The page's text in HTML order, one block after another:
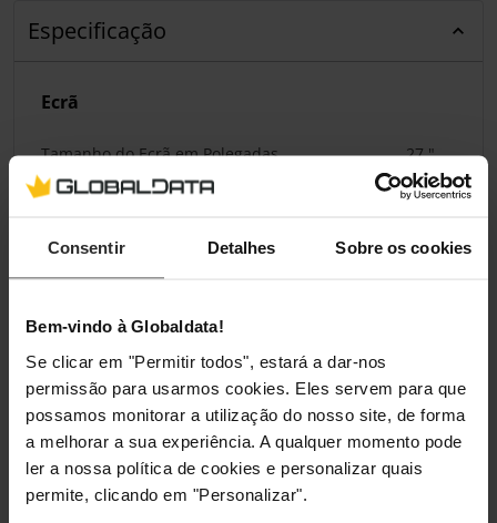
Consentir Detalhes Sobre os cookies
Bem-vindo à Globaldata!
Se clicar em "Permitir todos", estará a dar-nos
permissão para usarmos cookies. Eles servem para que
possamos monitorar a utilização do nosso site, de forma
a melhorar a sua experiência. A qualquer momento pode
ler a nossa política de cookies e personalizar quais
permite, clicando em "Personalizar".
Especificação
Ecrã
Tamanho do Ecrã em Polegadas 27 "
Classificações